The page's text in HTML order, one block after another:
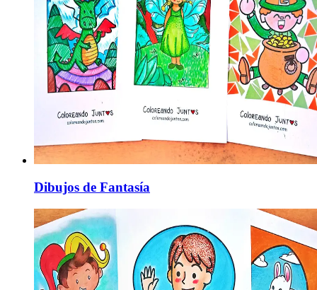
Dibujos de Fantasía